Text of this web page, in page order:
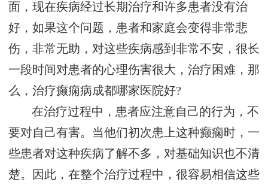
面，现在疾病经过长期治疗和许多患者没有治
好，如果这个问题，患者和家庭会变得非常悲
伤，非常无助，对这些疾病感到非常不安，很长
一段时间对患者的心理伤害很大，治疗困难，那
么，治疗癫痫病成都哪家医院好?
在治疗过程中，患者应注意自己的行为，不
要对自己有害。当他们初次患上这种癫痫时，一
些患者对这种疾病了解不多，对基础知识也不清
楚。因此，在整个治疗过程中，很容易相信这些